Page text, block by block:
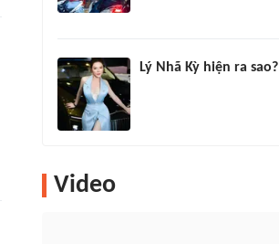
Lý Nhã Kỳ hiện ra sao?
Video